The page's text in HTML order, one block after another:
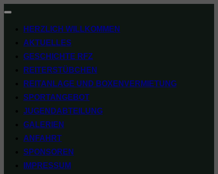
Navigation
HERZLICH WILLKOMMEN
AKTUELLES
GESCHICHTE RFZ
REITERSTÜBCHEN
REITANLAGE UND BOXENVERMIETUNG
SPORTANGEBOT
JUGENDABTEILUNG
GALERIEN
ANFAHRT
SPONSOREN
IMPRESSUM